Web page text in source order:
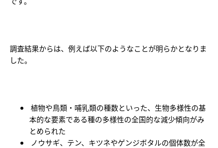
調査結果からは、例えば以下のようなことが明らかとなりま
した。
植物や鳥類・哺乳類の種数といった、生物多様性の基
本的な要素である種の多様性の全国的な減少傾向がみ
とめられた
ノウサギ、テン、キツネやゲンジボタルの個体数が全